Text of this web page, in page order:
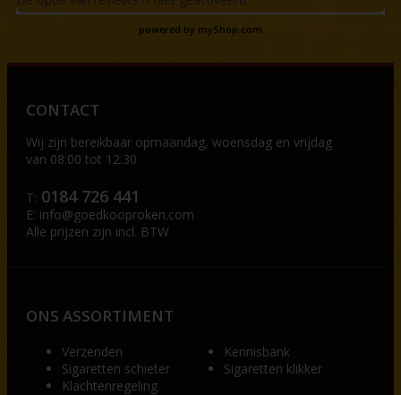
powered by myShop.com
CONTACT
Wij zijn bereikbaar opmaandag, woensdag en vrijdag
van 08:00 tot 12:30
T: 0184 726 441
E: info@goedkooproken.com
Alle prijzen zijn incl. BTW
ONS ASSORTIMENT
Verzenden
Kennisbank
Sigaretten schieter
Sigaretten klikker
Klachtenregeling